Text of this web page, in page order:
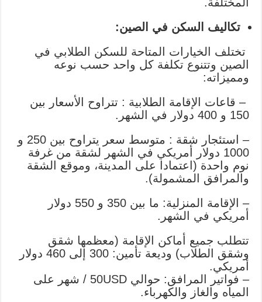
تكاليف السكن في الصين:
تختلف الخيارات المتاحة للسكن الطلابي في
الصين وتتنوع تكلفة كل واحد حسب نوعه
ومميزاته:
– قاعات الإقامة الطلابية : تتراوح الأسعار بين
150 و 400 دولار في الشهر.
–
استئجار شقة : متوسط ​​سعر يتراوح بين 250 و
1000 دولار أمريكي في الشهر لشقة من غرفة
نوم واحدة (اعتمادا على المدينة، وموقع الشقة
والمرافق المشمولة).
–
الإقامة المنزلية: ما بين 350 و 550 دولار
أمريكي في الشهر.
تتطلب جميع أماكن الإقامة (معظمها شقق
وشقق الطلاب) وديعة تأمين: 300 إلى 460 دولار
أمريكي.
– فواتير المرافق: حوالي 50USD / شهر على
المياه والغاز والكهرباء.